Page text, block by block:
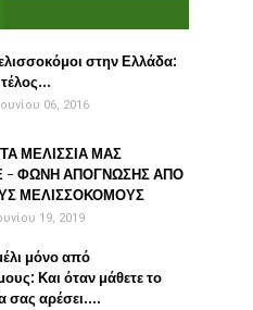
στην Ελλάδα:
06, 2016
ΜΕΛΙΣΣΙΑ ΜΑΣ
- ΦΩΝΗ ΑΠΟΓΝΩΣΗΣ ΑΠΟ
ΜΕΛΙΣΣΟΚΟΜΟΥΣ
19, 2019
μόνο από
Και όταν μάθετε το
σας αρέσει....